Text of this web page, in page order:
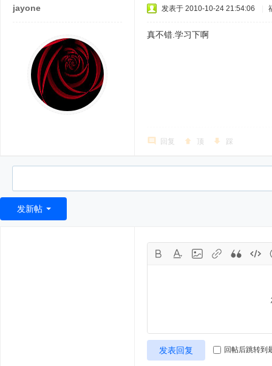
jayone 发表于 2010-10-24 21:54:06
真不错.学习下啊
回复 顶 踩
发新帖
发表回复 回帖后跳转到